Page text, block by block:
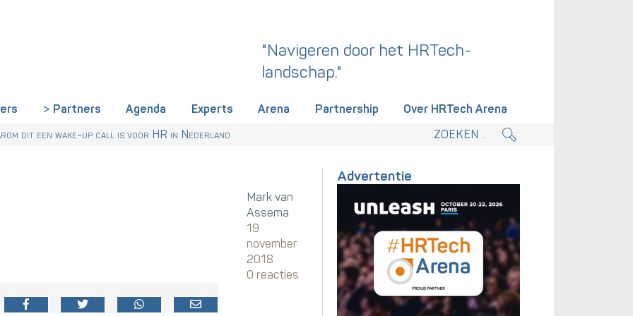
"Navigeren door het HRTech-
landschap."
Partners Agenda Experts Arena Partnership
Over HRTech Arena
kabinet. Skills-gerichte arbeidsmarkt onderdeel actieplan.
nu al regelen
een gemeenschappelijke skillstaal nodig heeft
dit een wake-up call is voor HR in Nederland
Mark van
Assema
19
november
2018
0 reacties
Advertentie